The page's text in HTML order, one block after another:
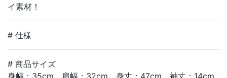
イ素材！
# 仕様
# 商品サイズ
身幅：35cm、肩幅：32cm、身丈：47cm、袖丈：14cm